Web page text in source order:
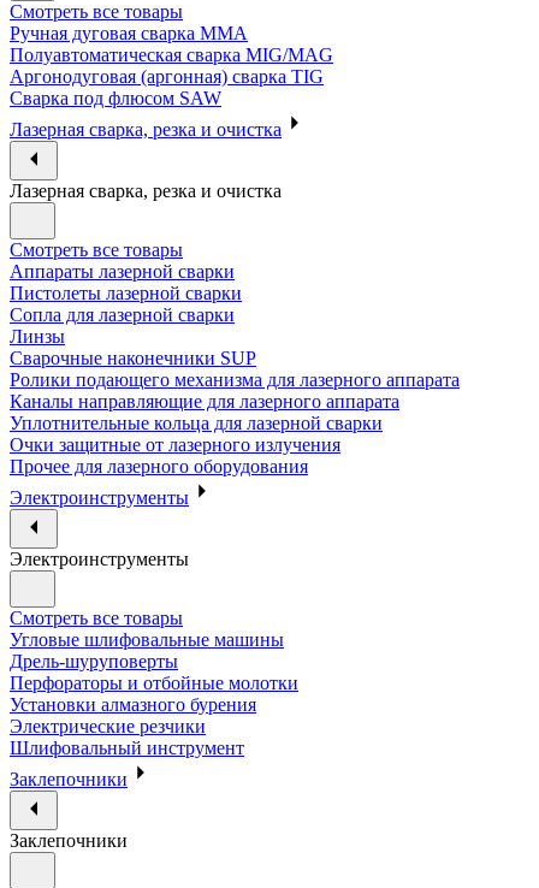
Смотреть все товары
Ручная дуговая сварка MMA
Полуавтоматическая сварка MIG/MAG
Аргонодуговая (аргонная) сварка TIG
Сварка под флюсом SAW
Лазерная сварка, резка и очистка
Лазерная сварка, резка и очистка
Смотреть все товары
Аппараты лазерной сварки
Пистолеты лазерной сварки
Сопла для лазерной сварки
Линзы
Сварочные наконечники SUP
Ролики подающего механизма для лазерного аппарата
Каналы направляющие для лазерного аппарата
Уплотнительные кольца для лазерной сварки
Очки защитные от лазерного излучения
Прочее для лазерного оборудования
Электроинструменты
Электроинструменты
Смотреть все товары
Угловые шлифовальные машины
Дрель-шуруповерты
Перфораторы и отбойные молотки
Установки алмазного бурения
Электрические резчики
Шлифовальный инструмент
Заклепочники
Заклепочники